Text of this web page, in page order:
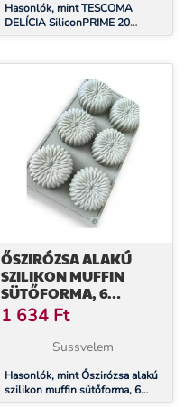
Hasonlók, mint TESCOMA
DELÍCIA SiliconPRIME 20
adagos Madeleine sütőforma
ŐSZIRÓZSA ALAKÚ
SZILIKON MUFFIN
SÜTŐFORMA, 6
ADAGOS
1 634 Ft
Sussvelem
Hasonlók, mint Őszirózsa alakú
szilikon muffin sütőforma, 6